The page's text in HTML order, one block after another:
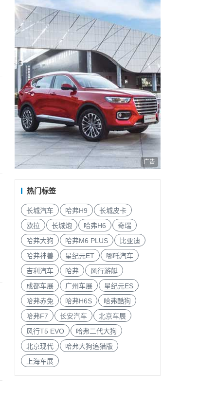
广告
热门标签
长城汽车 哈弗H9
长城皮卡
欧拉
长城炮 哈弗H6
奇瑞
哈弗大狗
哈弗M6 PLUS
比亚迪
哈弗神兽
星纪元ET
哪吒汽车
吉利汽车
哈弗
风行游艇
成都车展
广州车展
星纪元ES
哈弗赤兔
哈弗H6S
哈弗酷狗
哈弗F7
长安汽车
北京车展
风行T5 EVO
哈弗二代大狗
北京现代
哈弗大狗追猎版
上海车展